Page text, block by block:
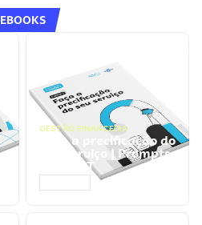
EBOOKS
GESTÃO FINANCEIRA
Faça a precificação do
seu serviço | Prompts
ChatGPT